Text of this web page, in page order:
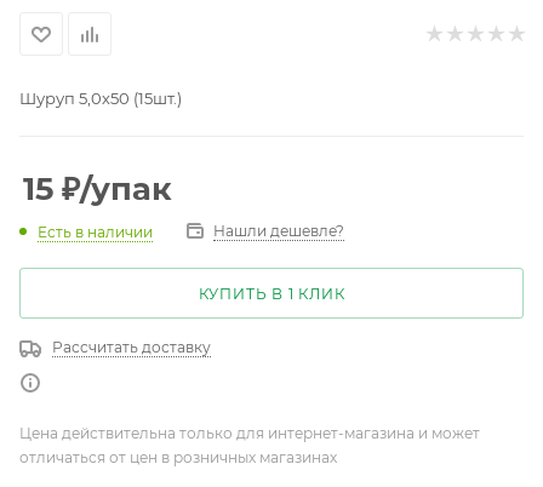
Шуруп 5,0х50 (15шт.)
15 ₽/упак
Есть в наличии Нашли дешевле?
КУПИТЬ В 1 КЛИК
Рассчитать доставку
Цена действительна только для интернет-магазина и может
отличаться от цен в розничных магазинах